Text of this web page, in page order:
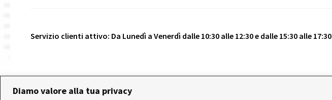
Diamo valore alla tua privacy
Servizio clienti attivo: Da Lunedì a Venerdì dalle 10:30 alle 12:30 e dalle 15:30 alle 17:30
© 2026 Realizzato da VeniceShop.it